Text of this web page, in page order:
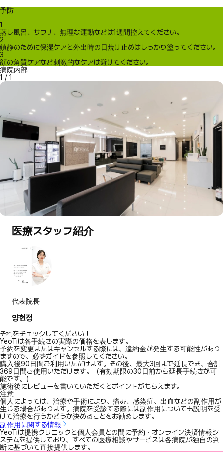
予防
1
蒸し風呂、サウナ、無理な運動などは1週間控えてください。
2
鎮静のために保湿ケアと外出時の日焼け止めはしっかり塗ってください。
3
顔の角質ケアなど刺激的なケアは避けてください。
病院内部
1 / 1
医療スタッフ紹介
代表院長
양현정
それをチェックしてください！
YeoTiは各手続きの実際の価格を表します。
予約を変更またはキャンセルする際には、違約金が発生する可能性があり
ますので、必ずガイドを参照してください。
購入後90日間ご利用いただけます。その後、最大3回まで延長でき、合計
369日間ご使用いただけます。（有効期限の30日前から延長手続きが可
能です。）
施術後にレビューを書いていただくとポイントがもらえます。
注意
個人によっては、治療や手術により、痛み、感染症、出血などの副作用が
生じる場合があります。病院を受診する際には副作用についても説明を受
けて治療を行うかどうか決めることをお勧めします。
副作用に関する情報
YeoTiは提携クリニックと個人会員との間に予約・オンライン決済情報シ
ステムを提供しており、すべての医療相談やサービスは各病院が独自の判
断に基づいて直接提供します。